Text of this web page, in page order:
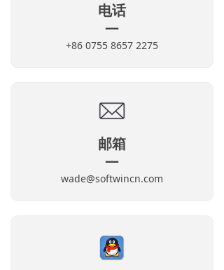
电话
—
+86 0755 8657 2275
邮箱
—
wade@softwincn.com